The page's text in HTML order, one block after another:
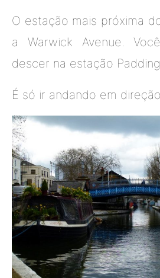
O estação mais próxima
a Warwick Avenue.
descer na estação
É só ir andando em